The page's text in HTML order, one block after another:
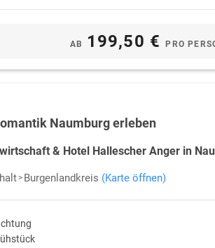
AB 199,50 €PRO
Naumburg erleben
& Hotel Hallescher Anger in
Burgenlandkreis (Karte öffnen)